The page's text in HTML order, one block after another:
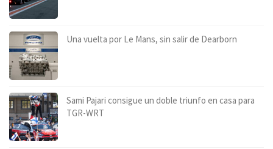
Una vuelta por Le Mans, sin salir de Dearborn
Sami Pajari consigue un doble triunfo en casa para
TGR-WRT